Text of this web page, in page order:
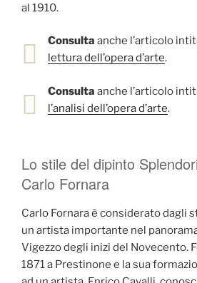
al 1910.
Consulta anche l’articolo
lettura dell’opera d’arte.
Consulta anche l’articolo
l’analisi dell’opera d’arte.
Lo stile del dipinto
Carlo Fornara
Carlo Fornara è considerato dagli
un artista importante nel
Vigezzo degli inizi del Novecento.
1871 a Prestinone e la sua